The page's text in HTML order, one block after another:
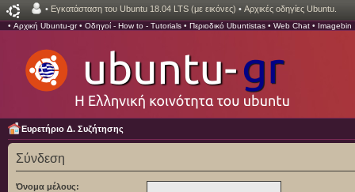
• Εγκατάσταση του Ubuntu 18.04 LTS (με εικόνες) • Αρχικές οδηγίες Ubuntu.
• Αρχική Ubuntu-gr• Οδηγοί - How to - Tutorials • Περιοδικό Ubuntistas • Web Chat • Imagebin
Ευρετήριο Δ. Συζήτησης
Σύνδεση
Όνομα μέλους: